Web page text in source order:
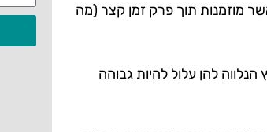
מוזמנות תוך פרק זמן קצר (מה
להן עלול להיות גבוהה